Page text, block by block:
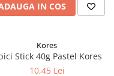
IN COS
Kores
Stick 40g Pastel Kores
10,45 Lei